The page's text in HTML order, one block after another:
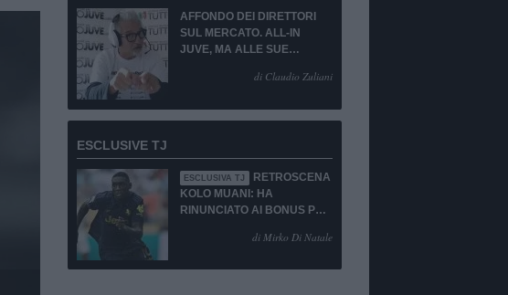
AFFONDO DEI DIRETTORI
SUL MERCATO. ALL-IN
JUVE, MA ALLE SUE
di Claudio Zuliani
ESCLUSIVE TJ
ESCLUSIVA TJ
RETROSCENA
KOLO MUANI: HA
RINUNCIATO AI BONUS PUR
di Mirko Di Natale